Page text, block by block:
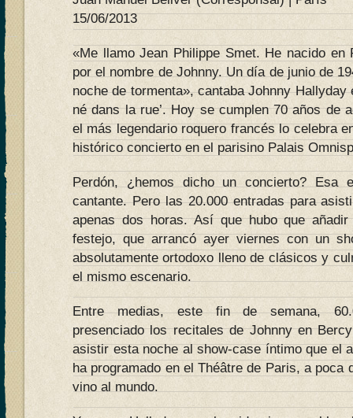
15/06/2013
«Me llamo Jean Philippe Smet. He nacido en
por el nombre de Johnny. Un día de junio de
noche de tormenta», cantaba Johnny Hallyday
né dans la rue’. Hoy se cumplen 70 años de
el más legendario roquero francés lo celebra
histórico concierto en el parisino Palais
Perdón, ¿hemos dicho un concierto? Esa
cantante. Pero las 20.000 entradas para
apenas dos horas. Así que hubo que
festejo, que arrancó ayer viernes con un
absolutamente ortodoxo lleno de clásicos y
el mismo escenario.
Entre medias, este fin de semana,
presenciado los recitales de Johnny en
asistir esta noche al show-case íntimo que el
ha programado en el Théâtre de Paris, a poca
vino al mundo.